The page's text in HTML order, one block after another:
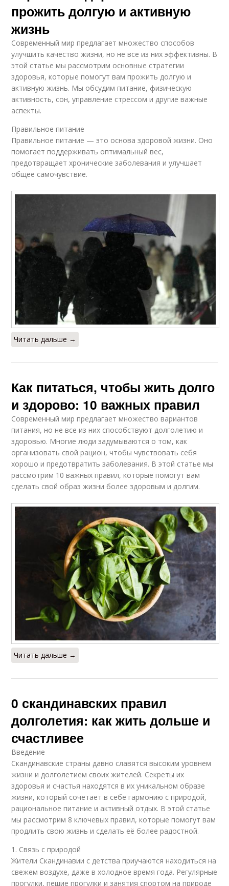
прожить долгую и активную
жизнь
Современный мир предлагает множество способов
улучшить качество жизни, но не все из них эффективны. В
этой статье мы рассмотрим основные стратегии
здоровья, которые помогут вам прожить долгую и
активную жизнь. Мы обсудим питание, физическую
активность, сон, управление стрессом и другие важные
аспекты.
Правильное питание
Правильное питание — это основа здоровой жизни. Оно
помогает поддерживать оптимальный вес,
предотвращает хронические заболевания и улучшает
общее самочувствие.
Читать дальше →
Как питаться, чтобы жить долго
и здорово: 10 важных правил
Современный мир предлагает множество вариантов
питания, но не все из них способствуют долголетию и
здоровью. Многие люди задумываются о том, как
организовать свой рацион, чтобы чувствовать себя
хорошо и предотвратить заболевания. В этой статье мы
рассмотрим 10 важных правил, которые помогут вам
сделать свой образ жизни более здоровым и долгим.
Читать дальше →
0 скандинавских правил
долголетия: как жить дольше и
счастливее
Введение
Скандинавские страны давно славятся высоким уровнем
жизни и долголетием своих жителей. Секреты их
здоровья и счастья находятся в их уникальном образе
жизни, который сочетает в себе гармонию с природой,
рациональное питание и активный отдых. В этой статье
мы рассмотрим 8 ключевых правил, которые помогут вам
продлить свою жизнь и сделать её более радостной.
1. Связь с природой
Жители Скандинавии с детства приучаются находиться на
свежем воздухе, даже в холодное время года. Регулярные
прогулки, пешие прогулки и занятия спортом на природе